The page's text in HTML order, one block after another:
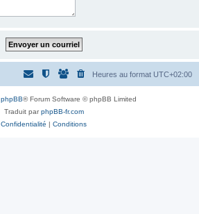
Heures au format UTC+02:00
phpBB® Forum Software © phpBB Limited
Traduit parphpBB-fr.com
Confidentialité | Conditions